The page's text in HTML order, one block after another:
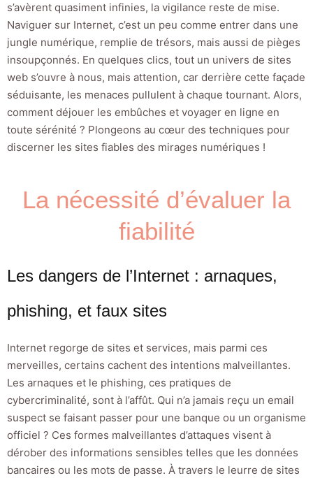
s’avèrent quasiment infinies, la vigilance reste de mise.
Naviguer sur Internet, c’est un peu comme entrer dans une
jungle numérique, remplie de trésors, mais aussi de pièges
insoupçonnés. En quelques clics, tout un univers de sites
web s’ouvre à nous, mais attention, car derrière cette façade
séduisante, les menaces pullulent à chaque tournant. Alors,
comment déjouer les embûches et voyager en ligne en
toute sérénité ? Plongeons au cœur des techniques pour
discerner les sites fiables des mirages numériques !
La nécessité d’évaluer la
fiabilité
Les dangers de l’Internet : arnaques,
phishing, et faux sites
Internet regorge de sites et services, mais parmi ces
merveilles, certains cachent des intentions malveillantes.
Les arnaques et le phishing, ces pratiques de
cybercriminalité, sont à l’affût. Qui n’a jamais reçu un email
suspect se faisant passer pour une banque ou un organisme
officiel ? Ces formes malveillantes d’attaques visent à
dérober des informations sensibles telles que les données
bancaires ou les mots de passe. À travers le leurre de sites